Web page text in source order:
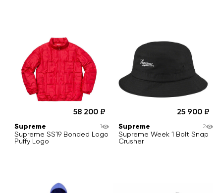
58 200
Supreme
Supreme SS19 Bonded Logo
Puffy Logo
1
25 900
Supreme
Supreme Week 1 Bolt Snap
Crusher
2